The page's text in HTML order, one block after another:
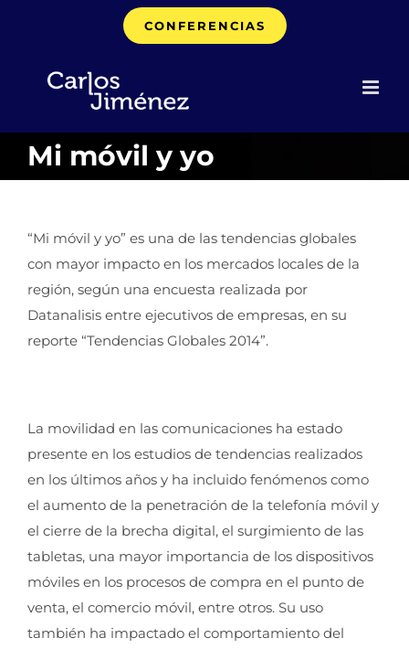
CONFERENCIAS
Mi móvil y yo
“Mi móvil y yo” es una de las tendencias globales
con mayor impacto en los mercados locales de la
región, según una encuesta realizada por
Datanalisis entre ejecutivos de empresas, en su
reporte “Tendencias Globales 2014”.
La movilidad en las comunicaciones ha estado
presente en los estudios de tendencias realizados
en los últimos años y ha incluido fenómenos como
el aumento de la penetración de la telefonía móvil y
el cierre de la brecha digital, el surgimiento de las
tabletas, una mayor importancia de los dispositivos
móviles en los procesos de compra en el punto de
venta, el comercio móvil, entre otros. Su uso
también ha impactado el comportamiento del